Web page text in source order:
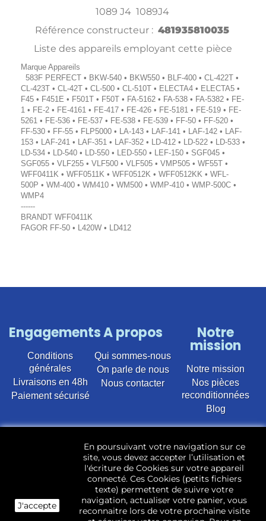
1089 J4 1089J4
Référence constructeur : 481935810035
Liste des appareils employant cette pièce
Marque Appareils
583F PERFECT • BKW-540 • BKW550 • BLF-400 • CL-422T •
CL-423T • CL-42T • CL-500 • CL-510T • ELECTA4 • ELECTA5 •
F45 • F451E • F501T • F50T • FA-5162 • FA-538 • FA-5382 • FE-
1 • FE-2 • FE-4161 • FE-417 • FE-426 • FE-5181 • FE-519 • FE-
5261 • FE-536 • FE-537 • FE-538 • FE-539 • FF-50 • FF-520 •
FF-530 • FF-55 • FLP5000 • LA-143 • LAF-141 • LAF-142 • LAF-
153 • LAF-241 • LAF-351 • LAF-352 • LD-412 • LD-522 • LD-533 •
LD-534 • LD-540 • LD-550 • LED-550 • LEF-150 • SGF045 •
SGF055 • VLF255 • VLF500 • VLF505 • VMP505 • WF55T •
WFF0411K • WFF0511K • WFF0512K • WFF0512KK • WFL-
500P • WM-400 • WM410 • WM500 • WMP-410 • WMP-500C •
WMP4
------
BRANDT WFF0411K
FAGOR FF-50 • L420W • LD412
Engagements
Conditions
générales
Livraisons en 48h
Paiement sécurisé
A propos
Qui sommes-nous
On parle de nous
Nous contacter
Notre
mission
Notre mission
Nos pièces
reconditionnées
Blog
d’occasion pour toutes marques et modèles. Plus de
22 400 références (Lave-linge, Sèche-linge, Lave-
vaisselle, Micro-ondes, Fours, Cuisinières, Plaques de
cuisson, Réfrigérateurs, Congélateurs, aspirateurs,
Télévisions, LCD, Plasma, Téléviseur.)
Les pièces d’occasion sont révisées, testées pas nos
J'accepte
En poursuivant votre navigation sur ce
site, vous devez accepter l’utilisation et
l'écriture de Cookies sur votre appareil
connecté. Ces Cookies (petits fichiers
texte) permettent de suivre votre
navigation, actualiser votre panier, vous
reconnaitre lors de votre prochaine visite